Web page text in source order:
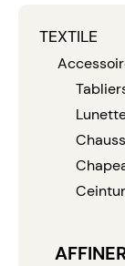
TEXTILE